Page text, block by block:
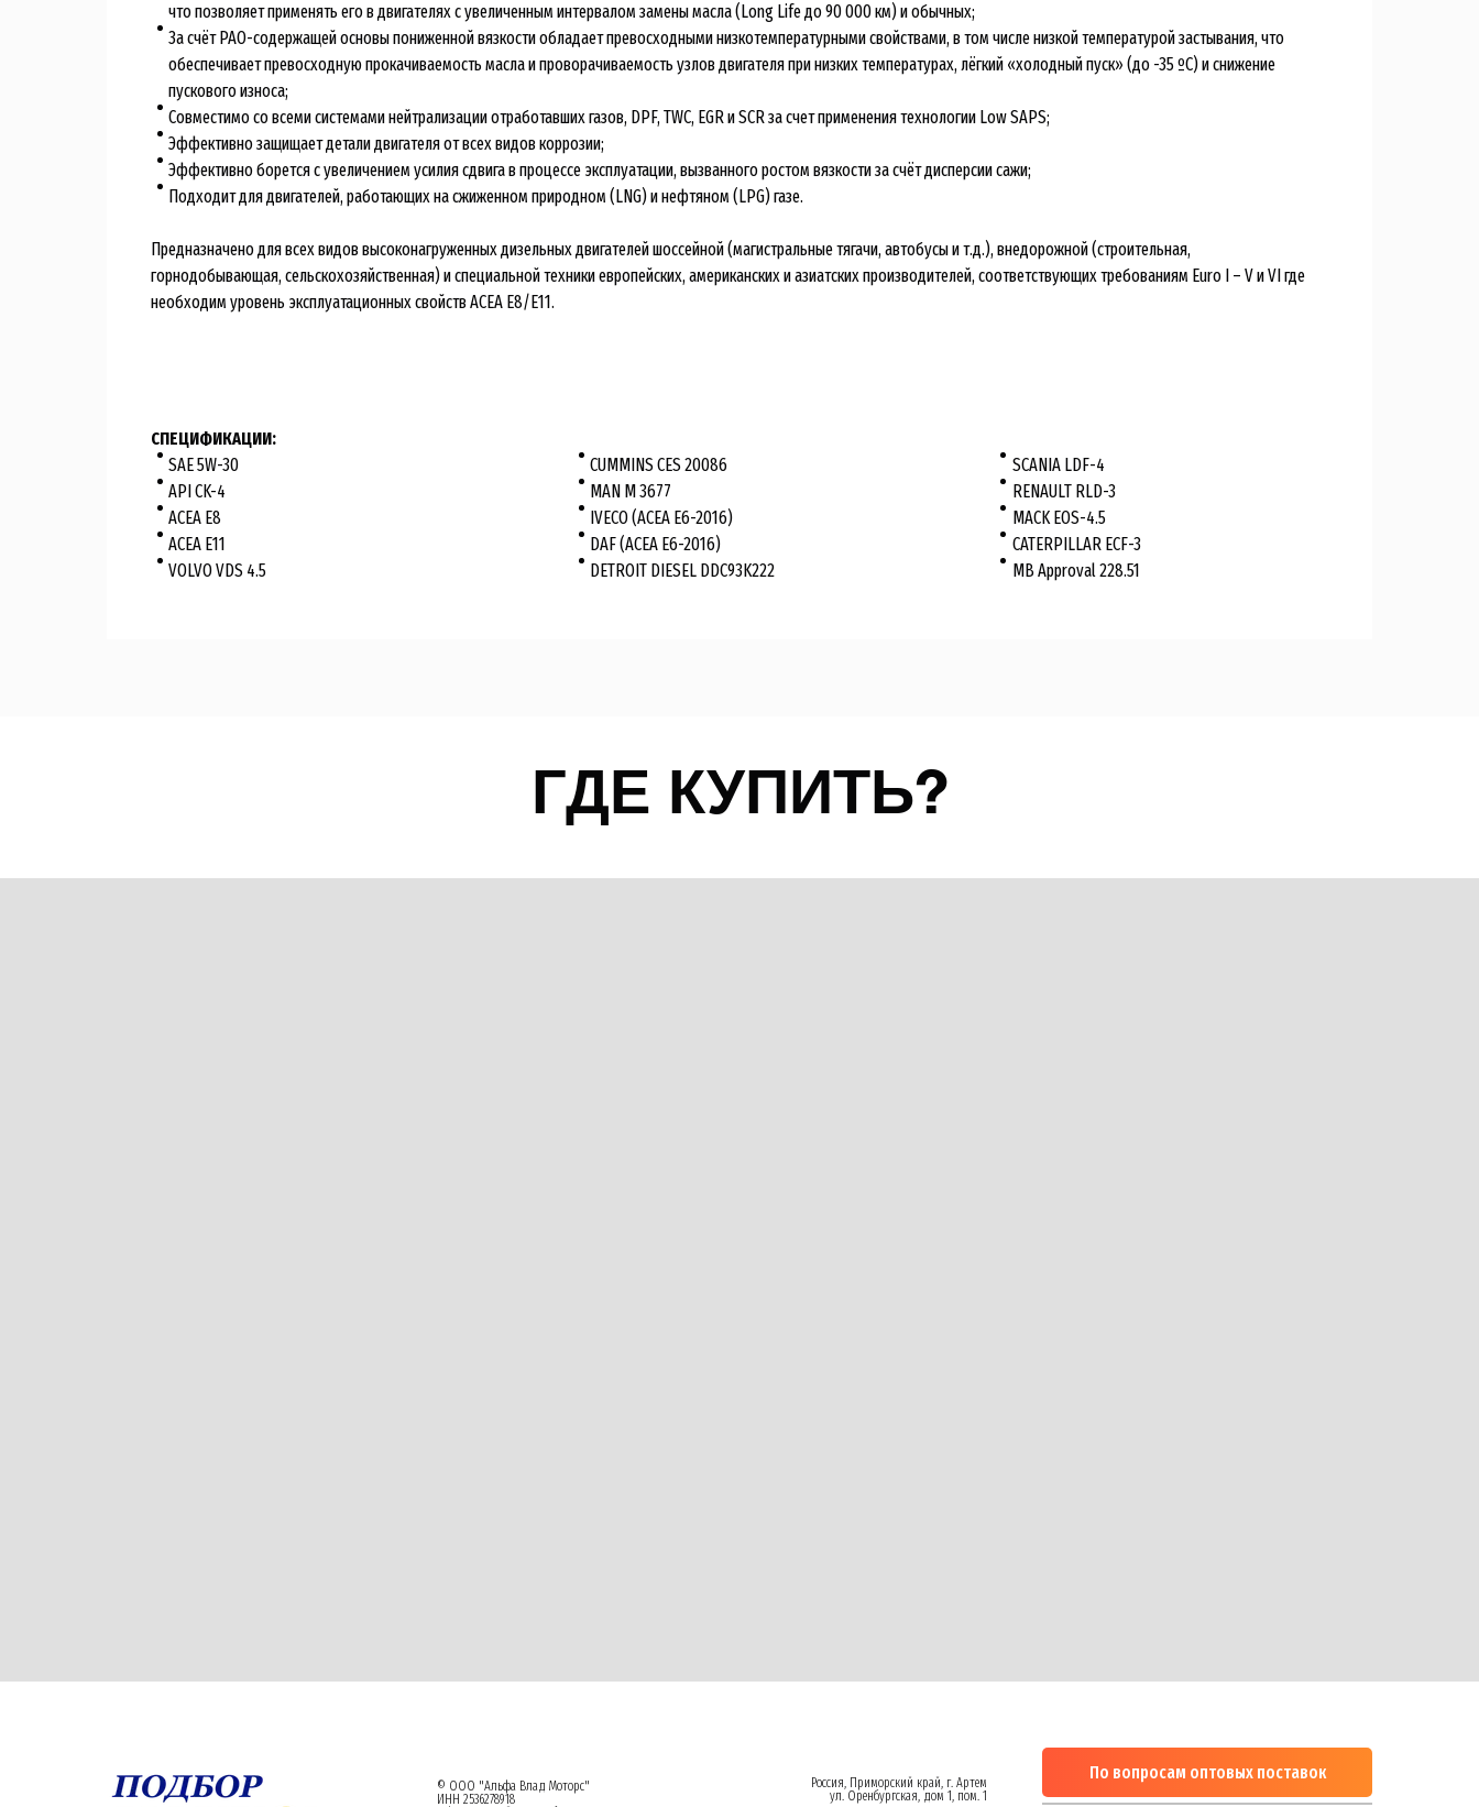
что позволяет применять его в двигателях с увеличенным интервалом замены масла (Long Life до 90 000 км) и обычных;
За счёт PAO-содержащей основы пониженной вязкости обладает превосходными низкотемпературными свойствами, в том числе низкой температурой застывания, что
обеспечивает превосходную прокачиваемость масла и проворачиваемость узлов двигателя при низких температурах, лёгкий «холодный пуск» (до -35 ºC) и снижение
пускового износа;
Совместимо со всеми системами нейтрализации отработавших газов, DPF, TWC, EGR и SCR за счет применения технологии Low SAPS;
Эффективно защищает детали двигателя от всех видов коррозии;
Эффективно борется с увеличением усилия сдвига в процессе эксплуатации, вызванного ростом вязкости за счёт дисперcии сажи;
Подходит для двигателей, работающих на сжиженном природном (LNG) и нефтяном (LPG) газе.
Предназначено для всех видов высоконагруженных дизельных двигателей шоссейной (магистральные тягачи, автобусы и т.д.), внедорожной (строительная,
горнодобывающая, сельскохозяйственная) и специальной техники европейских, американских и азиатских производителей, соответствующих требованиям Euro I – V и VI где
необходим уровень эксплуатационных свойств ACEA E8/E11.
СПЕЦИФИКАЦИИ:
SAE 5W-30
API CK-4
ACEA E8
ACEA E11
VOLVO VDS 4.5
CUMMINS CES 20086
MAN M 3677
IVECO (ACEA E6-2016)
DAF (ACEA E6-2016)
DETROIT DIESEL DDC93K222
SCANIA LDF-4
RENAULT RLD-3
MACK EOS-4.5
CATERPILLAR ECF-3
MB Approval 228.51
ГДЕ КУПИТЬ?
© ООО "Альфа Влад Моторс"
ИНН 2536278918
Россия, Приморский край, г. Артем
ул. Оренбургская, дом 1, пом. 1
По вопросам оптовых поставок